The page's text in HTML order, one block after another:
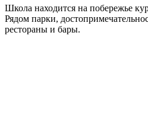
Школа находится на побережье
Рядом парки,
рестораны и бары.